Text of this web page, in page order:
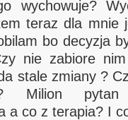
wychowuje?
teraz dla mnie
bo decyzja
nie zabiore nim
stale zmiany ?
Milion
a co z terapia? I